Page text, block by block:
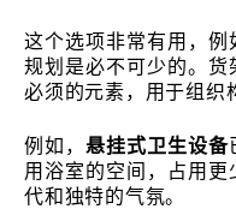
这个选项非常有用，
规划是必不可少的。
必须的元素，用于组织
例如，悬挂式卫生设备
用浴室的空间，占用
代和独特的气氛。